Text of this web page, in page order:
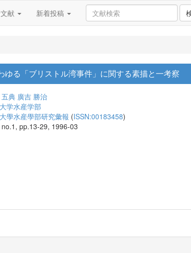
献 新着投稿
ゆる「ブリストル湾事件」に関する素描と一考察
典 廣吉 勝治
学水産学部
學水産學部研究彙報 (ISSN:00183458)
pp.13-29, 1996-03